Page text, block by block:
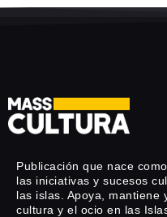
Publicación que nace
las iniciativas y sucesos
las islas. Apoya, mantiene
cultura y el ocio en las